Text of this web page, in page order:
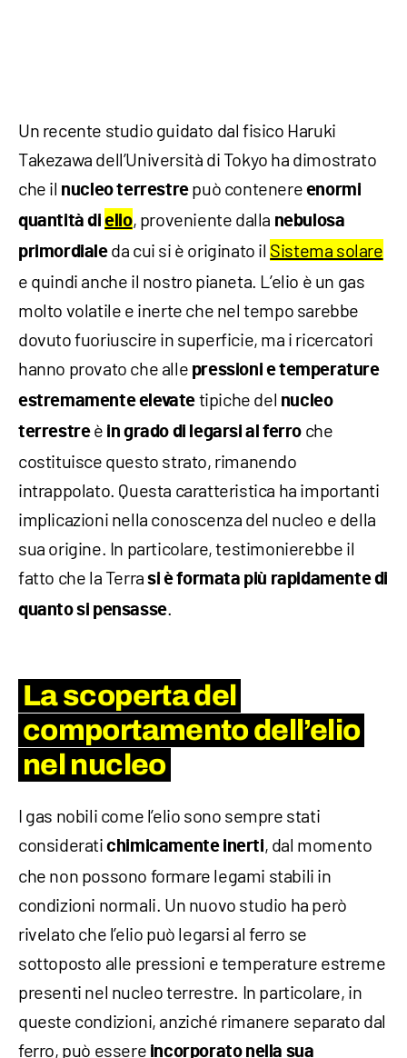
Un recente studio guidato dal fisico Haruki
Takezawa dell’Università di Tokyo ha dimostrato
che il nucleo terrestrepuò contenere enormi
quantità di elio, proveniente dalla nebulosa
primordialeda cui si è originato il Sistema solare
e quindi anche il nostro pianeta. L’elio è un gas
molto volatile e inerte che nel tempo sarebbe
dovuto fuoriuscire in superficie, ma i ricercatori
hanno provato che alle pressioni e temperature
estremamente elevate tipiche del nucleo
terrestreè in grado di legarsi al ferro che
costituisce questo strato, rimanendo
intrappolato. Questa caratteristica ha importanti
implicazioni nella conoscenza del nucleo e della
sua origine. In particolare, testimonierebbe il
fatto che la Terrasi è formata più rapidamente di
quanto si pensasse.
La scoperta del
comportamento dell’elio
nel nucleo
I gas nobili come l’elio sono sempre stati
consideratichimicamente inerti, dal momento
che non possono formare legami stabili in
condizioni normali. Un nuovo studio ha però
rivelato che l’elio può legarsi al ferro se
sottoposto alle pressioni e temperature estreme
presenti nel nucleo terrestre. In particolare, in
queste condizioni, anziché rimanere separato dal
ferro, può essere incorporato nella sua